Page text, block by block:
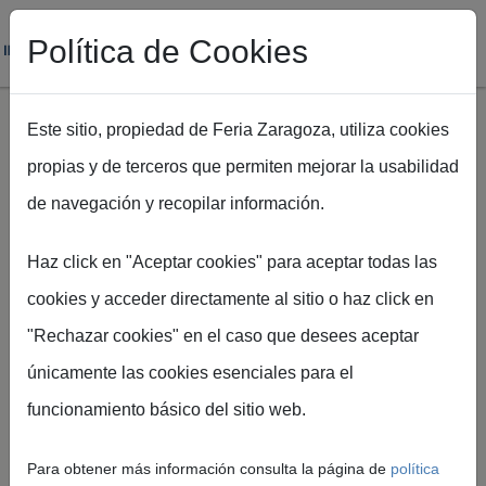
Pasar al contenido principalLicitaciones y
Ruta de navegación
EN CURSO
Política de Cookies
Este sitio, propiedad de Feria Zaragoza, utiliza cookies
propias y de terceros que permiten mejorar la usabilidad
de navegación y recopilar información.
Haz click en "Aceptar cookies" para aceptar todas las
cookies y acceder directamente al sitio o haz click en
"Rechazar cookies" en el caso que desees aceptar
únicamente las cookies esenciales para el
funcionamiento básico del sitio web.
Para obtener más información consulta la página de política